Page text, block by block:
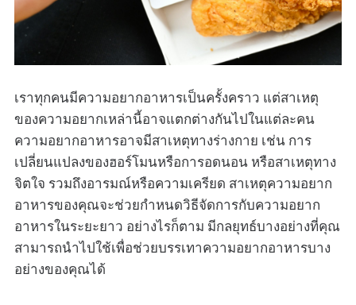
เราทุกคนมีความอยากอาหารเป็นครั้งคราว แต่สาเหตุ
ของความอยากเหล่านี้อาจแตกต่างกันไปในแต่ละคน
ความอยากอาหารอาจมีสาเหตุทางร่างกาย เช่น การ
เปลี่ยนแปลงของฮอร์โมนหรือการอดนอน หรือสาเหตุทาง
จิตใจ รวมถึงอารมณ์หรือความเครียด สาเหตุความอยาก
อาหารของคุณจะช่วยกำหนดวิธีจัดการกับความอยาก
อาหารในระยะยาว อย่างไรก็ตาม มีกลยุทธ์บางอย่างที่คุณ
สามารถนำไปใช้เพื่อช่วยบรรเทาความอยากอาหารบาง
อย่างของคุณได้